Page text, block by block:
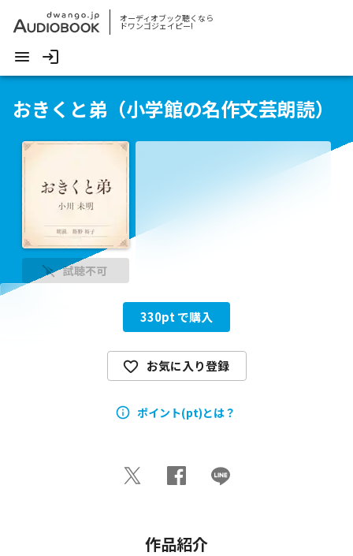
オーディオブック聴くなら
ドワンゴジェイピー!
おきくと弟（小学館の名作文芸朗読）
試聴不可
330pt で購入
お気に入り登録
ポイント(pt)とは？
作品紹介